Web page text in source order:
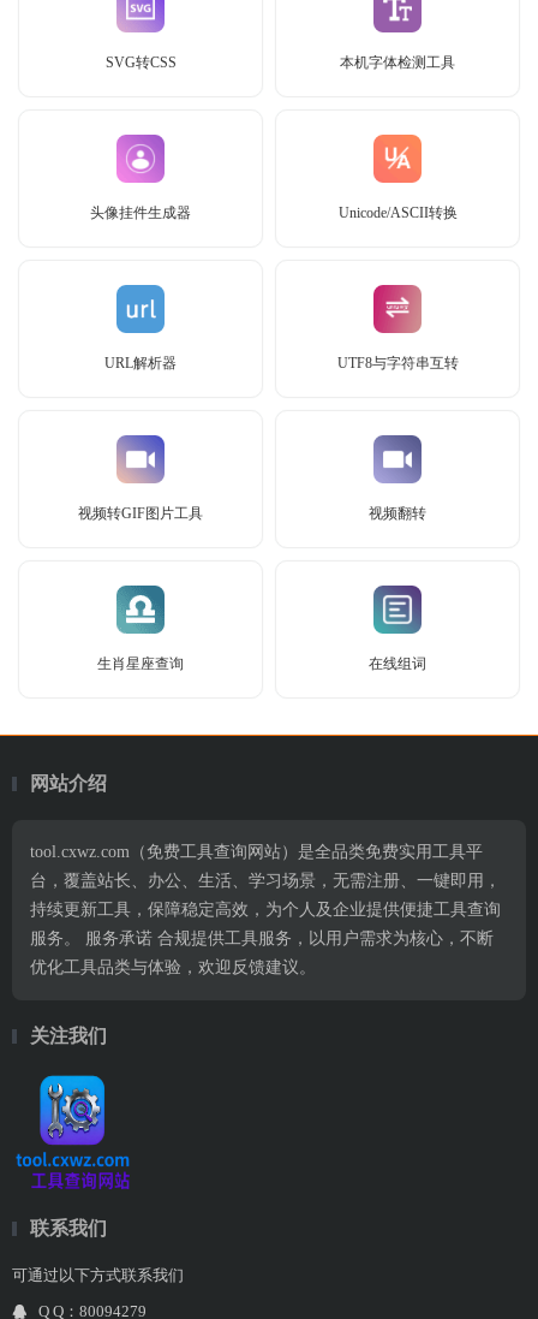
SVG转CSS 本机字体检测工具
头像挂件生成器 Unicode/ASCII转换
URL解析器 UTF8与字符串互转
视频转GIF图片工具 视频翻转
生肖星座查询 在线组词
网站介绍
tool.cxwz.com（免费工具查询网站）是全品类免费实用工具平
台，覆盖站长、办公、生活、学习场景，无需注册、一键即用，
持续更新工具，保障稳定高效，为个人及企业提供便捷工具查询
服务。 服务承诺 合规提供工具服务，以用户需求为核心，不断
优化工具品类与体验，欢迎反馈建议。
关注我们
联系我们
可通过以下方式联系我们
Q Q：80094279